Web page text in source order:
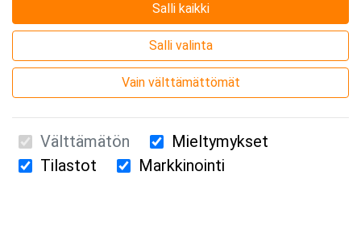
Suomen Ensiapukoulutus Oy / Valimotie 21 / 00380 Helsinki
Salli kaikki
Salli valinta
Vain välttämättömät
Välttämätön
Mieltymykset
Tilastot
Markkinointi